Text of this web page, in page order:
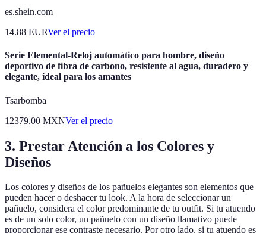
es.shein.com
14.88 EURVer el precio
Serie Elemental-Reloj automático para hombre, diseño
deportivo de fibra de carbono, resistente al agua, duradero y
elegante, ideal para los amantes
Tsarbomba
12379.00 MXNVer el precio
3. Prestar Atención a los Colores y
Diseños
Los colores y diseños de los pañuelos elegantes son elementos que
pueden hacer o deshacer tu look. A la hora de seleccionar un
pañuelo, considera el color predominante de tu outfit. Si tu atuendo
es de un solo color, un pañuelo con un diseño llamativo puede
proporcionar ese contraste necesario. Por otro lado, si tu atuendo es